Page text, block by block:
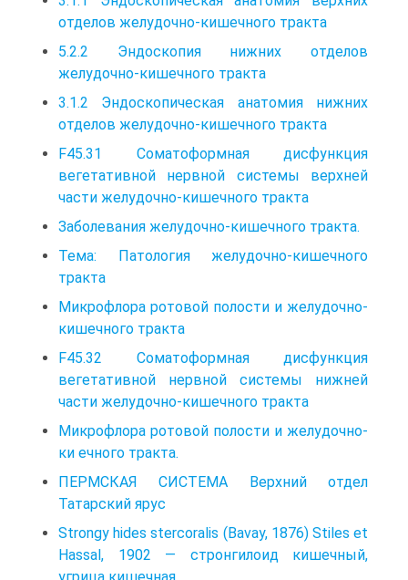
отделов желудочно-кишечного тракта
5.2.2 Эндоскопия нижних отделов
желудочно-кишечного тракта
3.1.2 Эндоскопическая анатомия нижних
отделов желудочно-кишечного тракта
F45.31 Соматоформная дисфункция
вегетативной нервной системы верхней
части желудочно-кишечного тракта
Заболевания желудочно-кишечного тракта.
Тема: Патология желудочно-кишечного
тракта
Микрофлора ротовой полости и желудочно-
кишечного тракта
F45.32 Соматоформная дисфункция
вегетативной нервной системы нижней
части желудочно-кишечного тракта
Микрофлора ротовой полости и желудочно-
ки ечного тракта.
ПЕРМСКАЯ СИСТЕМА Верхний отдел
Татарский ярус
Strongy hides stercoralis (Bavay, 1876) Stiles et
Hassal, 1902 — стронгилоид кишечный,